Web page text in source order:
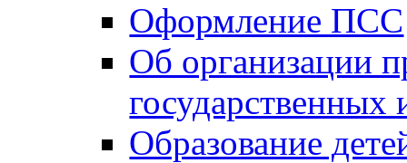
Оформление ПСС
Об организации
Образование